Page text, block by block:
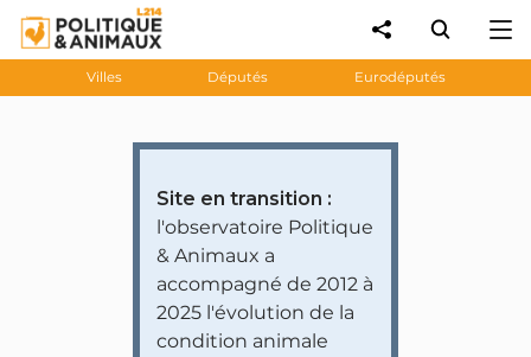
Villes Députés Eurodéputés
Site en transition :
l'observatoire Politique
& Animaux a
accompagné de 2012 à
2025 l'évolution de la
condition animale